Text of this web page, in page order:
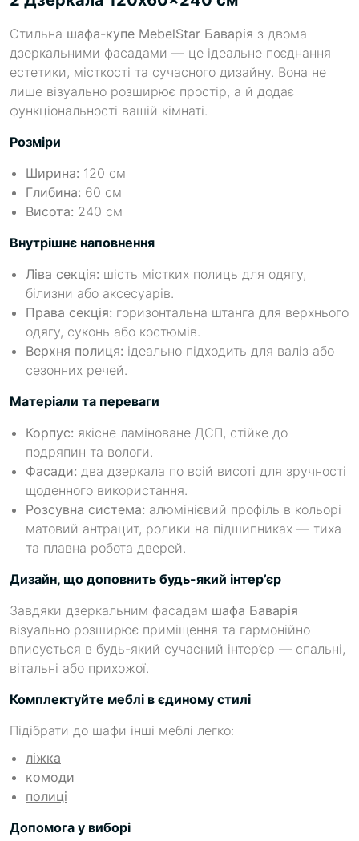
Стильна шафа-купе MebelStar Баварія з двома
дзеркальними фасадами — це ідеальне поєднання
естетики, місткості та сучасного дизайну. Вона не
лише візуально розширює простір, а й додає
функціональності вашій кімнаті.
Розміри
Ширина: 120 см
Глибина: 60 см
Висота: 240 см
Внутрішнє наповнення
Ліва секція: шість містких полиць для одягу,
білизни або аксесуарів.
Права секція: горизонтальна штанга для верхнього
одягу, суконь або костюмів.
Верхня полиця: ідеально підходить для валіз або
сезонних речей.
Матеріали та переваги
Корпус: якісне ламіноване ДСП, стійке до
подряпин та вологи.
Фасади: два дзеркала по всій висоті для зручності
щоденного використання.
Розсувна система: алюмінієвий профіль в кольорі
матовий антрацит, ролики на підшипниках — тиха
та плавна робота дверей.
Дизайн, що доповнить будь-який інтер’єр
Завдяки дзеркальним фасадам шафа Баварія
візуально розширює приміщення та гармонійно
вписується в будь-який сучасний інтер’єр — спальні,
вітальні або прихожої.
Комплектуйте меблі в єдиному стилі
Підібрати до шафи інші меблі легко:
ліжка
комоди
полиці
Допомога у виборі